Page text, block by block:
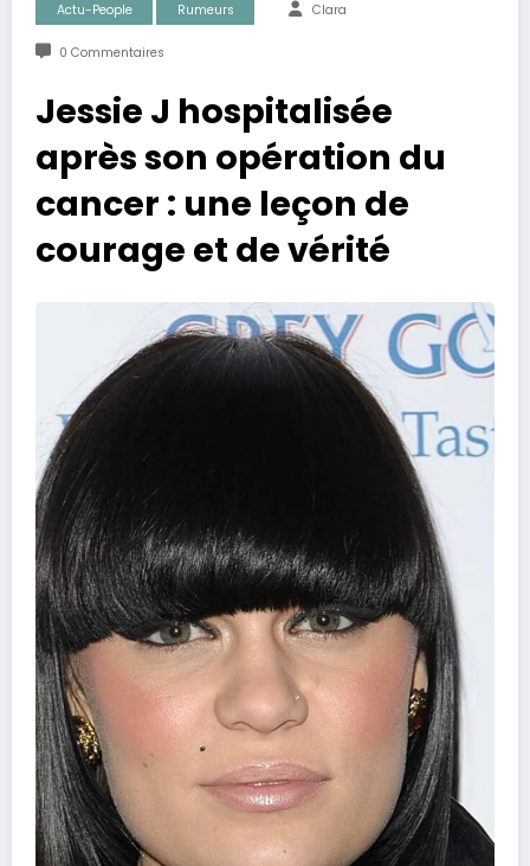
Actu-People Rumeurs Clara
0 Commentaires
Jessie J hospitalisée
après son opération du
cancer : une leçon de
courage et de vérité